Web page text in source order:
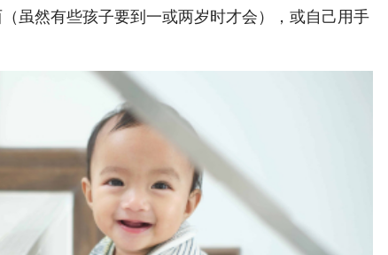
虽然有些孩子要到一或两岁时才会），或自己用手